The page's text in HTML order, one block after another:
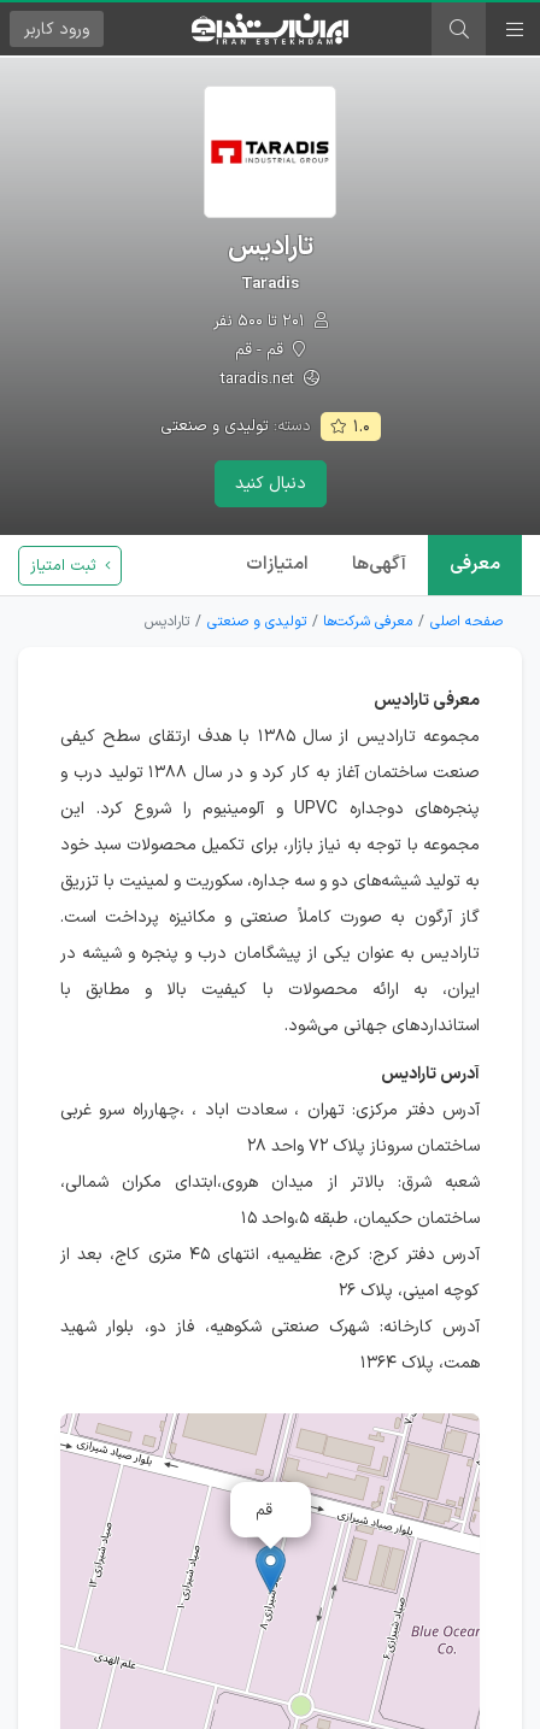
ورود کاربر
تارادیس
Taradis
قم - قم
۱.۰ دسته:تولیدی و صنعتی
دنبال کنید
معرفی آگهی‌ها امتیازات ثبت امتیاز
صفحه اصلی معرفی شرکت‌ها تولیدی و صنعتی تارادیس
معرفی تارادیس
مجموعه تارادیس از سال ۱۳۸۵ با هدف ارتقای سطح کیفی
صنعت ساختمان آغاز به کار کرد و در سال ۱۳۸۸ تولید درب و
پنجره‌های دوجداره UPVC و آلومینیوم را شروع کرد. این
مجموعه با توجه به نیاز بازار، برای تکمیل محصولات سبد خود
به تولید شیشه‌های دو و سه جداره، سکوریت و لمینیت با تزریق
گاز آرگون به صورت کاملاً صنعتی و مکانیزه پرداخت است.
تارادیس به عنوان یکی از پیشگامان درب و پنجره و شیشه در
ایران، به ارائه محصولات با کیفیت بالا و مطابق با
استانداردهای جهانی می‌شود.
آدرس تارادیس
آدرس دفتر مرکزی: تهران ، سعادت اباد ، ،چهارراه سرو غربی
ساختمان سروناز پلاک ۷۲ واحد ۲۸
شعبه شرق: بالاتر از میدان هروی،‌ابتدای مکران شمالی،
ساختمان حکیمان، طبقه ۵،واحد ۱۵
آدرس دفتر کرج: کرج، عظیمیه، انتهای ۴۵ متری کاج، بعد از
کوچه امینی، پلاک ۲۶
آدرس کارخانه: شهرک صنعتی شکوهیه، فاز دو، بلوار شهید
همت، پلاک ۱۳۶۴
قم